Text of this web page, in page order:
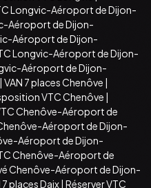
Longvic-Aéroport de Dijon-
Aéroport de Dijon-
Aéroport de Dijon-
Longvic-Aéroport de Dijon-
Aéroport de Dijon-
| VAN 7 places Chenôve |
VTC Chenôve |
Chenôve-Aéroport de
Aéroport de Dijon-
Aéroport de Dijon-
Chenôve-Aéroport de
Chenôve-Aéroport de Dijon-
7 places Daix| Réserver VTC